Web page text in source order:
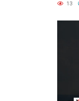
untuk
13